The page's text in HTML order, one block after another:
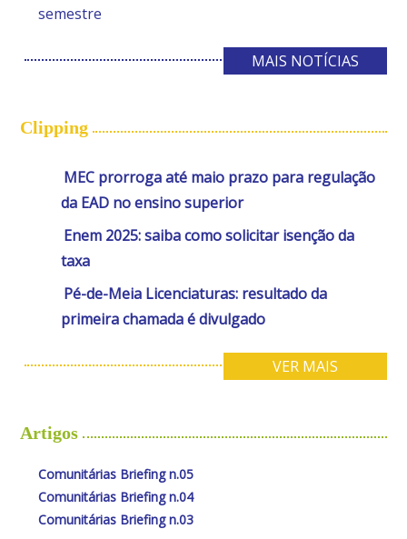
semestre
MAIS NOTÍCIAS
Clipping
MEC prorroga até maio prazo para regulação
da EAD no ensino superior
Enem 2025: saiba como solicitar isenção da
taxa
Pé-de-Meia Licenciaturas: resultado da
primeira chamada é divulgado
VER MAIS
Artigos
Comunitárias Briefing n.05
Comunitárias Briefing n.04
Comunitárias Briefing n.03